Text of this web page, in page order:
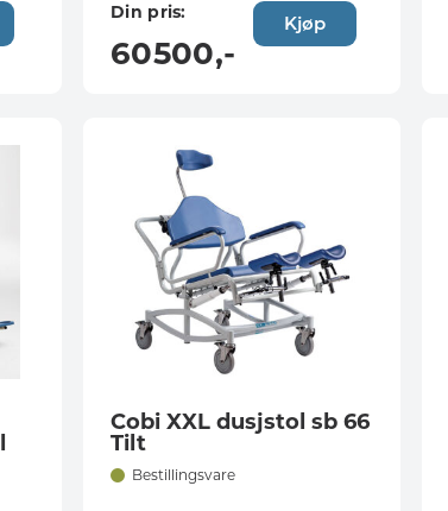
Din pris:
60500,-
Kjøp
Cobi XXL dusjstol sb 66
Tilt
Bestillingsvare